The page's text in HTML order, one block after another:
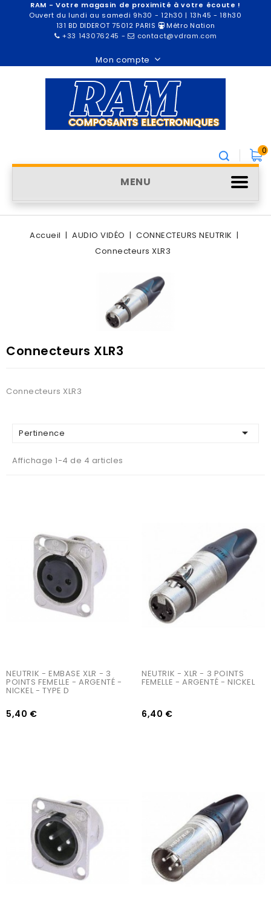
RAM - Votre magasin de proximité à votre écoute !
Ouvert du lundi au samedi 9h30 - 12h30 | 13h45 - 18h30
131 BD DIDEROT 75012 PARIS
Métro Nation
+33 143076245 - contact@vdram.com
Mon compte
0
MENU
Accueil AUDIO VIDÉO
CONNECTEURS NEUTRIK
Connecteurs XLR3
Connecteurs XLR3
Connecteurs XLR3
Pertinence 
Affichage 1-4 de 4 articles
NEUTRIK - EMBASE XLR - 3
POINTS FEMELLE - ARGENTÉ -
NICKEL - TYPE D
5,40 €
NEUTRIK - XLR - 3 POINTS
FEMELLE - ARGENTÉ - NICKEL
6,40 €